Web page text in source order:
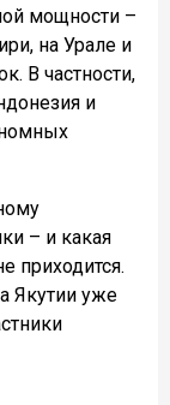
мощности –
на Урале и
В частности,
и
– и какая
приходится.
Якутии уже